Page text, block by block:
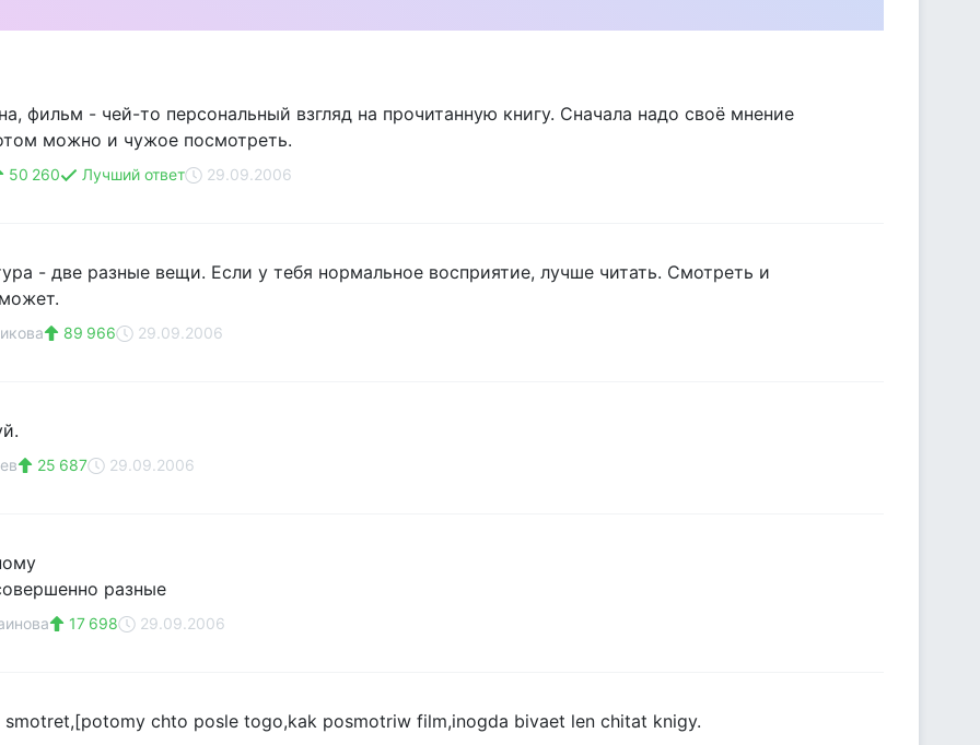
фильм - чей-то персональный взгляд на прочитанную книгу. Сначала надо своё мнение
можно и чужое посмотреть.
50 260 Лучший ответ 29.09.2006
- две разные вещи. Если у тебя нормальное восприятие, лучше читать. Смотреть и
89 966 29.09.2006
25 687 29.09.2006
разные
17 698 29.09.2006
chto posle togo,kak posmotriw film,inogda bivaet len chitat knigy.